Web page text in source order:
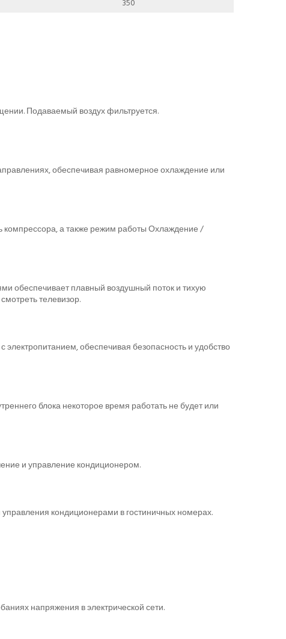
Подаваемый воздух фильтруется.
обеспечивая равномерное охлаждение или
компрессора, а также режим работы Охлаждение /
обеспечивает плавный воздушный поток и тихую
телевизор.
обеспечивая безопасность и удобство
блока некоторое время работать не будет или
и управление кондиционером.
кондиционерами в гостиничных номерах.
напряжения в электрической сети.